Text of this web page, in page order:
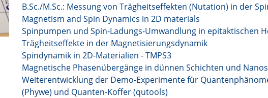
B.Sc./M.Sc.: Messung von Trägheitseffekten (Nutation) in der
Magnetism and Spin Dynamics in 2D materials
Spinpumpen und Spin-Ladungs-Umwandlung in epitaktischen
Trägheitseffekte in der Magnetisierungsdynamik
Spindynamik in 2D-Materialien - TMPS3
Magnetische Phasenübergänge in dünnen Schichten und
Weiterentwicklung der Demo-Experimente für
(Phywe) und Quanten-Koffer (qutools)